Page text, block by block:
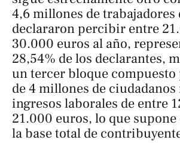
4,6 millones de trabajadores
declararon percibir entre
30.000 euros al año,
28,54% de los declarantes,
un tercer bloque compuesto
de 4 millones de
ingresos laborales de entre
21.000 euros, lo que supone
la base total de